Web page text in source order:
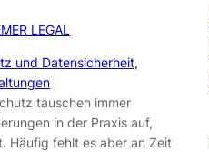
LEGAL
und Datensicherheit
tauschen immer
in der Praxis auf,
Häufig fehlt es aber an Zeit